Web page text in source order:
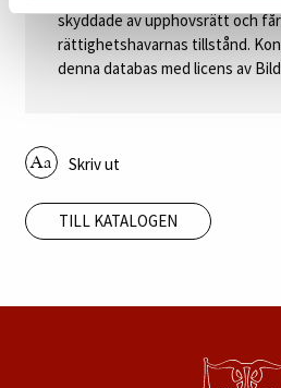
skyddade av upphovsrätt och
rättighetshavarnas tillstånd.
denna databas med licens av
Skriv ut
TILL KATALOGEN